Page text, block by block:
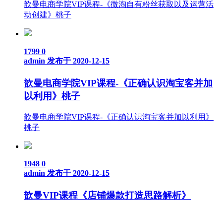
歆曼电商学院VIP课程-《微淘自有粉丝获取以及运营活
动创建》桃子
1799 0
admin 发布于 2020-12-15
歆曼电商学院VIP课程-《正确认识淘宝客并加
以利用》桃子
歆曼电商学院VIP课程-《正确认识淘宝客并加以利用》
桃子
1948 0
admin 发布于 2020-12-15
歆曼VIP课程《店铺爆款打造思路解析》